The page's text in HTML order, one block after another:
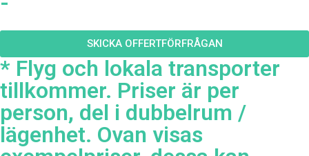
SKICKA OFFERTFÖRFRÅGAN
* Flyg och lokala transporter
tillkommer. Priser är per
person, del i dubbelrum /
lägenhet. Ovan visas